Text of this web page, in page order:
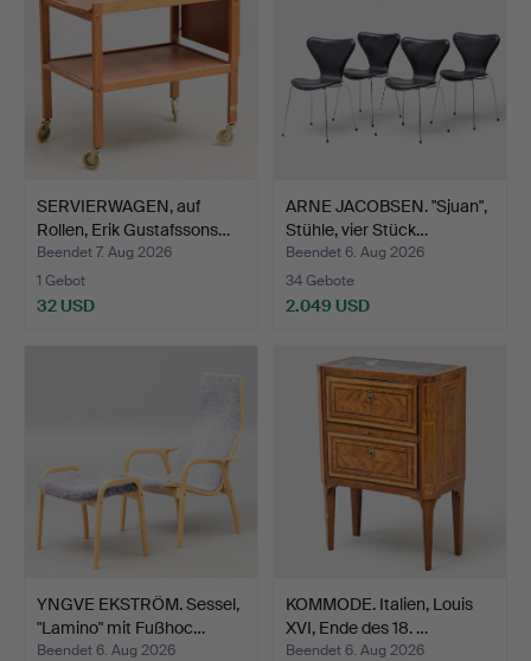
SERVIERWAGEN, auf
Rollen, Erik Gustafssons…
Beendet 7. Aug 2026
1 Gebot
32 USD
ARNE JACOBSEN. "Sjuan",
Stühle, vier Stück…
Beendet 6. Aug 2026
34 Gebote
2.049 USD
YNGVE EKSTRÖM. Sessel,
"Lamino" mit Fußhoc…
Beendet 6. Aug 2026
KOMMODE. Italien, Louis
XVI, Ende des 18. …
Beendet 6. Aug 2026